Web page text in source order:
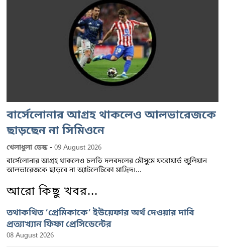
বার্সেলোনার আগ্রহ থাকলেও আলভারেজকে
ছাড়ছেন না সিমিওনে
খেলাধুলা ডেস্ক - 09 August 2026
বার্সেলোনার আগ্রহ থাকলেও চলতি দলবদলের মৌসুমে ফরোয়ার্ড জুলিয়ান
আলভারেজকে ছাড়বে না অ্যাটলেটিকো মাদ্রিদ।...
আরো কিছু খবর...
তথাকথিত ‘প্রেমিকাকে’ ইউয়েফার অর্থ দেওয়ার দাবি
প্রত্যাখ্যান ফিফা প্রেসিডেন্টের
08 August 2026